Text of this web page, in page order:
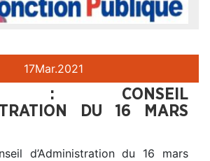
17Mar.2021
: CONSEIL
DU 16 MARS
d’Administration du 16 mars